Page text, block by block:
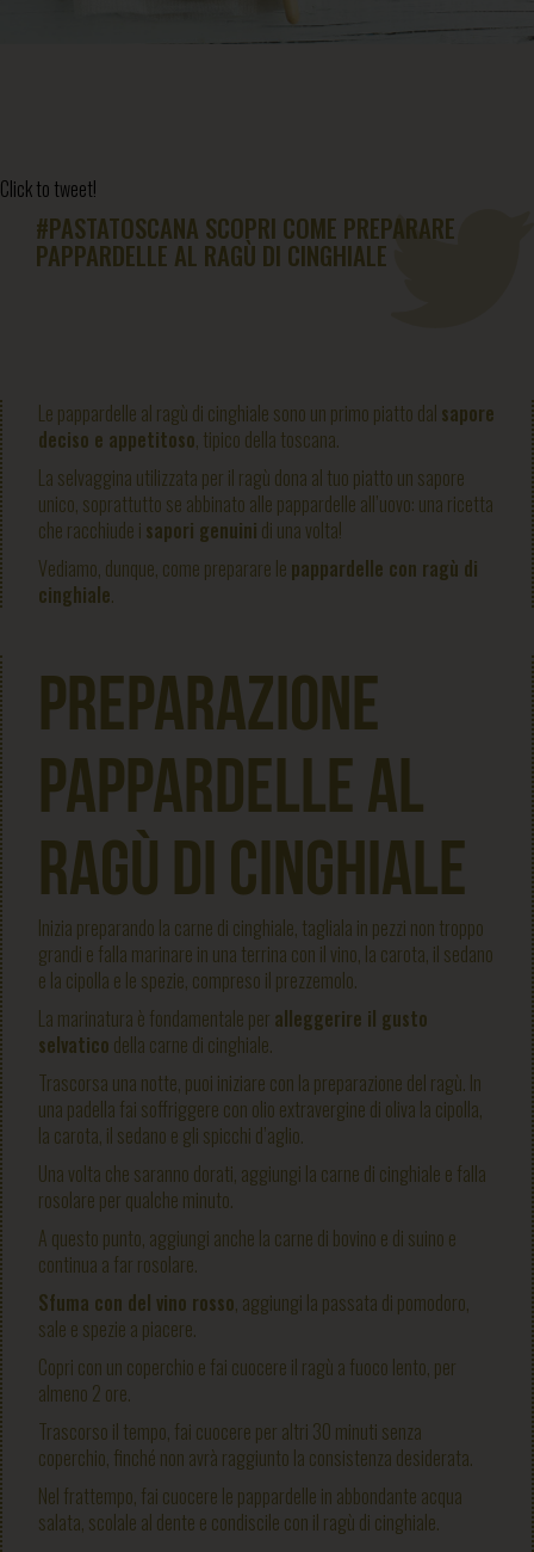
Click to tweet!
#PASTATOSCANA SCOPRI COME PREPARARE
PAPPARDELLE AL RAGÙ DI CINGHIALE
Le pappardelle al ragù di cinghiale sono un primo piatto dal sapore
deciso e appetitoso, tipico della toscana.
La selvaggina utilizzata per il ragù dona al tuo piatto un sapore
unico, soprattutto se abbinato alle pappardelle all’uovo: una ricetta
che racchiude i sapori genuini di una volta!
Vediamo, dunque, come preparare le pappardelle con ragù di
cinghiale.
Preparazione
Pappardelle al
ragù di cinghiale
Inizia preparando la carne di cinghiale, tagliala in pezzi non troppo
grandi e falla marinare in una terrina con il vino, la carota, il sedano
e la cipolla e le spezie, compreso il prezzemolo.
La marinatura è fondamentale per alleggerire il gusto
selvatico della carne di cinghiale.
Trascorsa una notte, puoi iniziare con la preparazione del ragù. In
una padella fai soffriggere con olio extravergine di oliva la cipolla,
la carota, il sedano e gli spicchi d’aglio.
Una volta che saranno dorati, aggiungi la carne di cinghiale e falla
rosolare per qualche minuto.
A questo punto, aggiungi anche la carne di bovino e di suino e
continua a far rosolare.
Sfuma con del vino rosso, aggiungi la passata di pomodoro,
sale e spezie a piacere.
Copri con un coperchio e fai cuocere il ragù a fuoco lento, per
almeno 2 ore.
Trascorso il tempo, fai cuocere per altri 30 minuti senza
coperchio, finché non avrà raggiunto la consistenza desiderata.
Nel frattempo, fai cuocere le pappardelle in abbondante acqua
salata, scolale al dente e condiscile con il ragù di cinghiale.